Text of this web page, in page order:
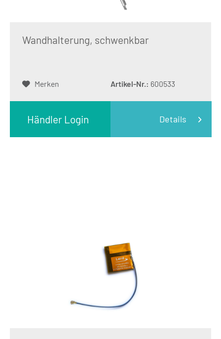
Wandhalterung, schwenkbar
Händler Login Details
Merken Artikel-Nr.: 600533